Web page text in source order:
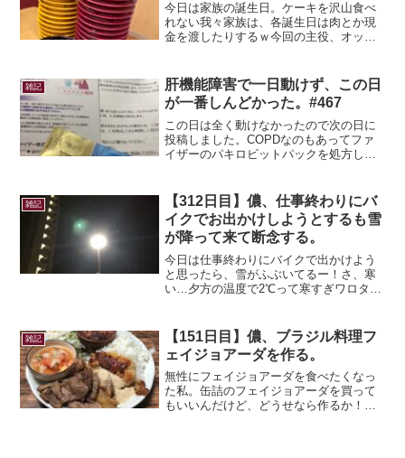
今日は家族の誕生日。ケーキを沢山食べ
れない我々家族は、各誕生日は肉とか現
金を渡したりするｗ今回の主役、オッパ
ｗでは、行こうではないか、スシロー
に！ｗ普段は仕出し屋の寿司...
雑記
肝機能障害で一日動けず、この日
が一番しんどかった。#467
この日は全く動けなかったので次の日に
投稿しました。COPDなのもあってファ
イザーのパキロビットパックを処方して
れ。朝と夜に三錠ずつ飲む薬みたい。一
粒一粒が大き目で喉が地獄...
雑記
【312日目】儂、仕事終わりにバ
イクでお出かけしようとするも雪
が降って来て断念する。
今日は仕事終わりにバイクで出かけよう
と思ったら、雪がふぶいてるー！さ、寒
い…夕方の温度で2℃って寒すぎワロタｗ
ころがあるのでちょっと様子を見て待つ
ことに。…夜。だめだｗ...
雑記
【151日目】儂、ブラジル料理フ
ェイジョアーダを作る。
無性にフェイジョアーダを食べたくなっ
た私。缶詰のフェイジョアーダを買って
もいいんだけど、どうせなら作るか！！